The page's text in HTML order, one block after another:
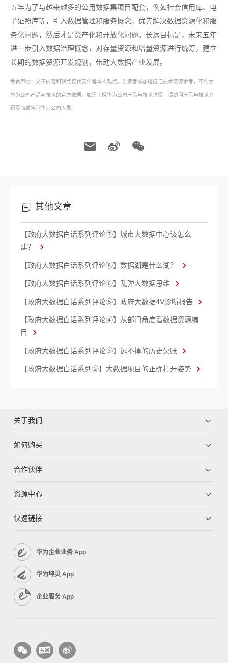
五年为了与越来越多的公用数据集项目配套，例如社会信用库、电
子证照库等，引入数据管理和服务概念，优先解决数据资源化和服
务化问题，然后才是资产化和开放化问题。长远目标是，未来五年
进一步引入数据治理概念，对存量资源和增量资源进行统筹，建立
长期的数据资源开发规划，带动大数据产业发展。
免责声明：文章内容和观点仅代表作者本人观点，供读者思想碰撞与技术交流参考，不作为
华为公司产品与技术的官方依据。如需了解华为公司产品与技术详情，请访问产品与技术介
绍页面或咨询华为公司人员。
其他文章
【政府大数据白话系列评论⑦】城市大数据中心该怎么
建？
【政府大数据白话系列评论⑧】数据湖是什么湖？
【政府大数据白话系列评论⑥】乱弹大数据思维
【政府大数据白话系列评论⑤】政府大数据4V诊断报告
【政府大数据白话系列评论④】从部门角度看数据资源编
目
【政府大数据白话系列评论③】逃不掉的历史欠账
【政府大数据白话系列②】大数据项目的正确打开姿势
关于我们
如何购买
合作伙伴
资源中心
快速链接
华为企业业务 App
华为坤灵 App
企业服务 App